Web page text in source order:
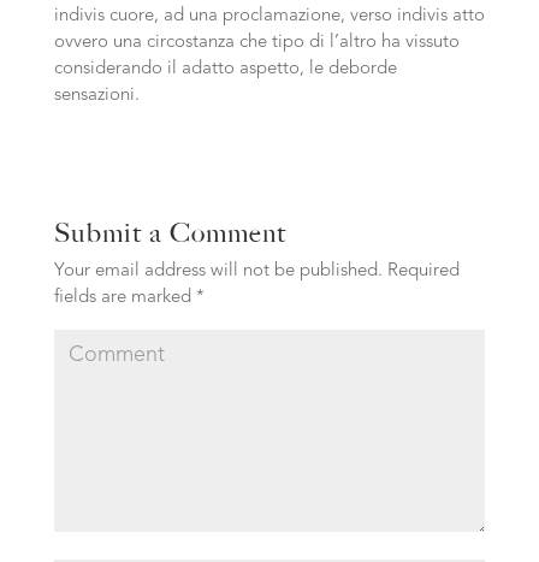
indivis cuore, ad una proclamazione, verso indivis atto
ovvero una circostanza che tipo di l’altro ha vissuto
considerando il adatto aspetto, le deborde
sensazioni.
Submit a Comment
Your email address will not be published. Required
fields are marked *